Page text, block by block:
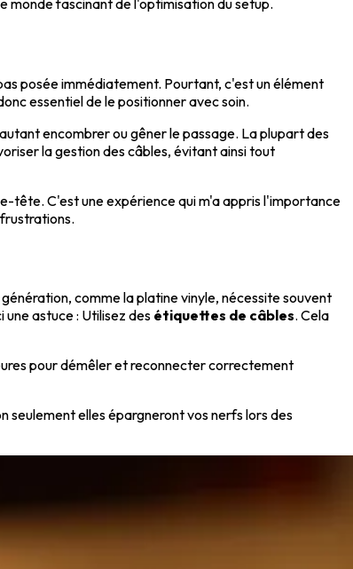
posée immédiatement. Pourtant, c'est un élément
essentiel de le positionner avec soin.
encombrer ou gêner le passage. La plupart des
la gestion des câbles, évitant ainsi tout
tête. C'est une expérience qui m'a appris l'importance
comme la platine vinyle, nécessite souvent
astuce : Utilisez des étiquettes de câbles. Cela
pour démêler et reconnecter correctement
seulement elles épargneront vos nerfs lors des